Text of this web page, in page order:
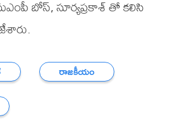
బోస్, సూర్యప్రకాశ్ తో కలిసి
రాజకీయం